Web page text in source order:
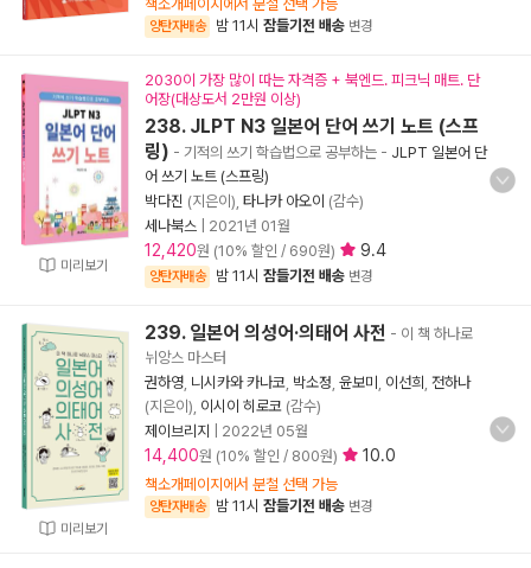
책소개페이지에서 분철 선택 가능
양탄자배송 밤 11시 잠들기전 배송 변경
미리보기
2030이 가장 많이 따는 자격증 + 북엔드. 피크닉 매트. 단
어장(대상도서 2만원 이상)
238. JLPT N3 일본어 단어 쓰기 노트 (스프
링) - 기적의 쓰기 학습법으로 공부하는 - JLPT 일본어 단
어 쓰기 노트 (스프링)
박다진 (지은이), 타나카 아오이 (감수)
세나북스
2021년 01월
12,420원 (10% 할인 / 690원) 9.4
양탄자배송 밤 11시 잠들기전 배송 변경
미리보기
239. 일본어 의성어·의태어 사전 - 이 책 하나로
뉘앙스 마스터
권하영 니시카와 카나코 박소정 윤보미 이선희 전하나
(지은이), 이시이 히로코 (감수)
제이브리지
2022년 05월
14,400원 (10% 할인 / 800원) 10.0
책소개페이지에서 분철 선택 가능
양탄자배송 밤 11시 잠들기전 배송 변경